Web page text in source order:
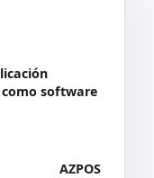
software
AZPOS